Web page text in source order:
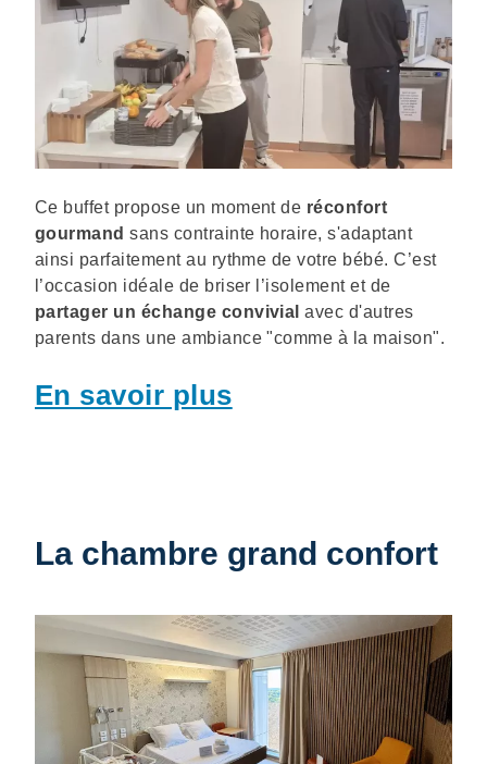
Description
Ce buffet propose un moment de réconfort
gourmand sans contrainte horaire, s'adaptant
ainsi parfaitement au rythme de votre bébé. C’est
l’occasion idéale de briser l’isolement et de
partager un échange convivial avec d'autres
parents dans une ambiance "comme à la maison".
En savoir plus
La chambre grand confort